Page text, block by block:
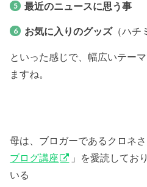
最近のニュースに思う事
お気に入りのグッズ（ハチ
といった感じで、幅広いテー
ますね。
母は、ブロガーであるクロネ
ブログ講座
」を愛読してお
いる